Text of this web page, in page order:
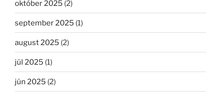
október 2025 (2)
september 2025 (1)
august 2025 (2)
júl 2025 (1)
jún 2025 (2)